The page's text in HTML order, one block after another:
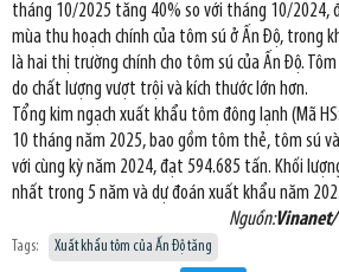
tháng 10/2025 tăng 40% so với tháng 10/2024,
mùa thu hoạch chính của tôm sú ở Ấn Độ, trong
là hai thị trường chính cho tôm sú của Ấn Độ.
do chất lượng vượt trội và kích thước lớn hơn.
Tổng kim ngạch xuất khẩu tôm đông lạnh (Mã
10 tháng năm 2025, bao gồm tôm thẻ, tôm sú
với cùng kỳ năm 2024, đạt 594.685 tấn. Khối
nhất trong 5 năm và dự đoán xuất khẩu năm
Nguồn:
Tags: Xuất khẩu tôm của Ấn Độ tăng